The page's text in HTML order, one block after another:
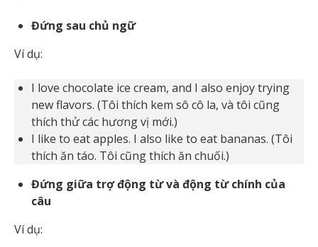
Đứng sau chủ ngữ
Ví dụ:
I love chocolate ice cream, and I also enjoy trying
new flavors. (Tôi thích kem sô cô la, và tôi cũng
thích thử các hương vị mới.)
I like to eat apples. I also like to eat bananas. (Tôi
thích ăn táo. Tôi cũng thích ăn chuối.)
Đứng giữa trợ động từ và động từ chính của
câu
Ví dụ: